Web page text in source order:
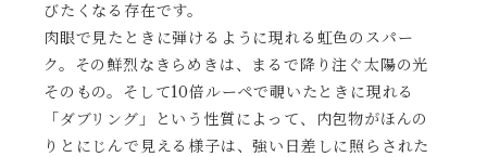
びたくなる存在です。
肉眼で見たときに弾けるように現れる虹色のスパー
ク。その鮮烈なきらめきは、まるで降り注ぐ太陽の光
そのもの。そして10倍ルーペで覗いたときに現れる
「ダブリング」という性質によって、内包物がほんの
りとにじんで見える様子は、強い日差しに照らされた